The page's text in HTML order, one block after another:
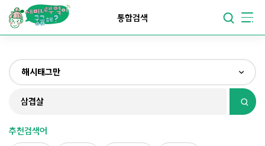
맛있어지는부엌
요리가쉬워지는부엌
통합검색
해시태그만
전체
재료만
추천검색어